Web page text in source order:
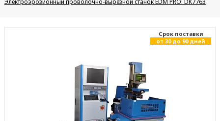
Электроэрозионный проволочно-вырезной станок EDM PRO: DK7763
Cрок поставки
от 30 до 90 дней